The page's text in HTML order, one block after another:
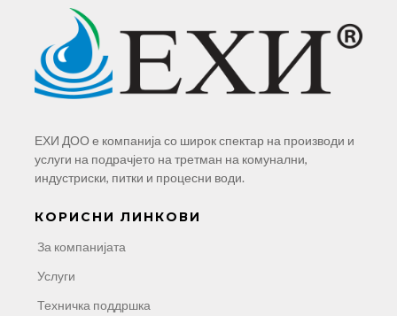
ЕХИ ДОО е компанија со широк спектар на производи и
услуги на подрачјето на третман на комунални,
индустриски, питки и процесни води.
КОРИСНИ ЛИНКОВИ
За компанијата
Услуги
Техничка поддршка